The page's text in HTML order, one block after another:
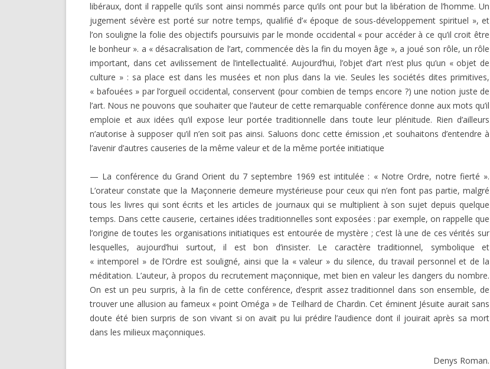
libéraux, dont il rappelle qu’ils sont ainsi nommés parce qu’ils ont pour but la libération de l’homme. Un
jugement sévère est porté sur notre temps, qualifié d’« époque de sous-développement spirituel », et
l’on souligne la folie des objectifs poursuivis par le monde occidental « pour accéder à ce qu’il croit être
le bonheur ». a « désacralisation de l’art, commencée dès la fin du moyen âge », a joué son rôle, un rôle
important, dans cet avilissement de l’intellectualité. Aujourd’hui, l’objet d’art n’est plus qu’un « objet de
culture » : sa place est dans les musées et non plus dans la vie. Seules les sociétés dites primitives,
« bafouées » par l’orgueil occidental, conservent (pour combien de temps encore ?) une notion juste de
l’art. Nous ne pouvons que souhaiter que l’auteur de cette remarquable conférence donne aux mots qu’il
emploie et aux idées qu’il expose leur portée traditionnelle dans toute leur plénitude. Rien d’ailleurs
n’autorise à supposer qu’il n’en soit pas ainsi. Saluons donc cette émission ,et souhaitons d’entendre à
l’avenir d’autres causeries de la même valeur et de la même portée initiatique
— La conférence du Grand Orient du 7 septembre 1969 est intitulée : « Notre Ordre, notre fierté ».
L’orateur constate que la Maçonnerie demeure mystérieuse pour ceux qui n’en font pas partie, malgré
tous les livres qui sont écrits et les articles de journaux qui se multiplient à son sujet depuis quelque
temps. Dans cette causerie, certaines idées traditionnelles sont exposées : par exemple, on rappelle que
l’origine de toutes les organisations initiatiques est entourée de mystère ; c’est là une de ces vérités sur
lesquelles, aujourd’hui surtout, il est bon d’insister. Le caractère traditionnel, symbolique et
« intemporel » de l’Ordre est souligné, ainsi que la « valeur » du silence, du travail personnel et de la
méditation. L’auteur, à propos du recrutement maçonnique, met bien en valeur les dangers du nombre.
On est un peu surpris, à la fin de cette conférence, d’esprit assez traditionnel dans son ensemble, de
trouver une allusion au fameux « point Oméga » de Teilhard de Chardin. Cet éminent Jésuite aurait sans
doute été bien surpris de son vivant si on avait pu lui prédire l’audience dont il jouirait après sa mort
dans les milieux maçonniques.
Denys Roman.